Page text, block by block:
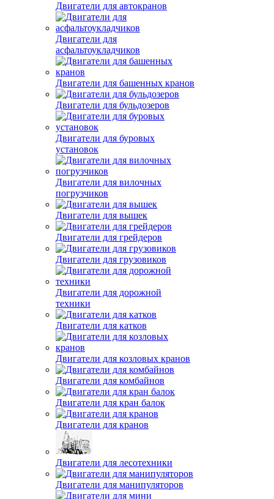
Двигатели для автокранов
Двигатели для
асфальтоукладчиков
Двигатели для башенных кранов
Двигатели для бульдозеров
Двигатели для буровых
установок
Двигатели для вилочных
погрузчиков
Двигатели для вышек
Двигатели для грейдеров
Двигатели для грузовиков
Двигатели для дорожной
техники
Двигатели для катков
Двигатели для козловых кранов
Двигатели для комбайнов
Двигатели для кран балок
Двигатели для кранов
Двигатели для лесотехники
Двигатели для манипуляторов